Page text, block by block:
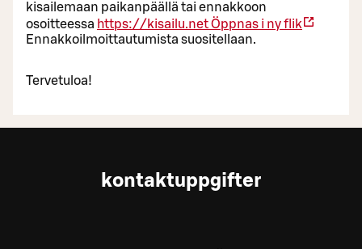
kisailemaan paikanpäällä tai ennakkoon
osoitteessa https://kisailu.netÖppnas i ny flik
Ennakkoilmoittautumista suositellaan.
Tervetuloa!
kontaktuppgifter